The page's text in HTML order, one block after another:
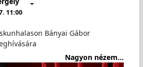
11:00
Bányai Gábor
Nagyon nézem...